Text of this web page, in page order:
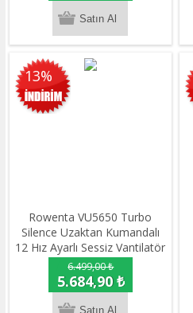
13%
Rowenta VU5650 Turbo
Silence Uzaktan Kumandalı
12 Hız Ayarlı Sessiz Vantilatör
6.499,00 ₺
5.684,90 ₺